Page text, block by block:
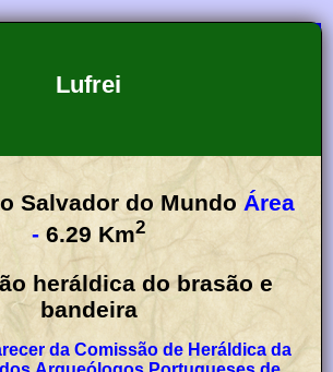
Lufrei
Salvador do Mundo Área
- 6.29 Km2
heráldica do brasão e
bandeira
da Comissão de Heráldica da